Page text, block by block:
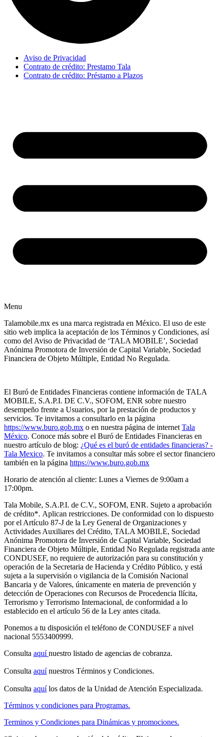
Aviso de Privacidad
Contrato de crédito: Prestamo Tala
Contrato de crédito: Préstamo a Plazos
Menu
Talamobile.mx es una marca registrada en México. El uso de este
sitio web implica la aceptación de los Términos y Condiciones, así
como del Aviso de Privacidad de ‘TALA MOBILE’, Sociedad
Anónima Promotora de Inversión de Capital Variable, Sociedad
Financiera de Objeto Múltiple, Entidad No Regulada.
El Buró de Entidades Financieras contiene información de TALA
MOBILE, S.A.P.I. DE C.V., SOFOM, ENR sobre nuestro
desempeño frente a Usuarios, por la prestación de productos y
servicios. Te invitamos a consultarlo en la página
https://www.buro.gob.mx o en nuestra página de internet Tala
México. Conoce más sobre el Buró de Entidades Financieras en
nuestro artículo de blog: ¿Qué es el buró de entidades financieras? -
Tala Mexico. Te invitamos a consultar más sobre el sector financiero
también en la página https://www.buro.gob.mx
Horario de atención al cliente: Lunes a Viernes de 9:00am a
17:00pm.
Tala Mobile, S.A.P.I. de C.V., SOFOM, ENR. Sujeto a aprobación
de crédito*. Aplican restricciones. De conformidad con lo dispuesto
por el Artículo 87-J de la Ley General de Organizaciones y
Actividades Auxiliares del Crédito, TALA MOBILE, Sociedad
Anónima Promotora de Inversión de Capital Variable, Sociedad
Financiera de Objeto Múltiple, Entidad No Regulada registrada ante
CONDUSEF, no requiere de autorización para su constitución y
operación de la Secretaria de Hacienda y Crédito Público, y está
sujeta a la supervisión o vigilancia de la Comisión Nacional
Bancaria y de Valores, únicamente en materia de prevención y
detección de Operaciones con Recursos de Procedencia Ilícita,
Terrorismo y Terrorismo Internacional, de conformidad a lo
establecido en el artículo 56 de la Ley antes citada.
Ponemos a tu disposición el teléfono de CONDUSEF a nivel
nacional 5553400999.
Consulta aquínuestro listado de agencias de cobranza.
Consulta aquínuestros Términos y Condiciones.
Consulta aquílos datos de la Unidad de Atención Especializada.
Términos y condiciones para Programas.
Terminos y Condiciones para Dinámicas y promociones.